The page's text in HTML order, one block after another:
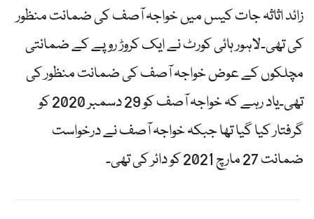
زائد اثاثہ جات کیس میں خواجہ آصف کی ضمانت منظور
کی تھی۔لاہور ہائی کورٹ نے ایک کروڑ روپے کے ضمانتی
مچلکوں کے عوض خواجہ آصف کی ضمانت منظور کی
تھی۔یاد رہے کہ خواجہ آصف کو 29 دسمبر 2020 کو
گرفتار کیا گیا تھا جبکہ خواجہ آصف نے درخواست
ضمانت 27 مارچ 2021 کو دائر کی تھی۔